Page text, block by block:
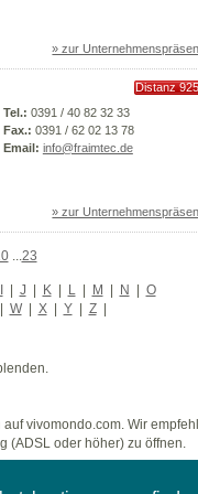
» zur
Distanz
Tel.: 0391 / 40 82 32 33
Fax.: 0391 / 62 02 13 78
Email: info@fraimtec.de
» zur
23
I | J | K | L | M | N | O
| W | X | Y | Z |
vivomondo.com. Wir
(ADSL oder höher) zu öffnen.